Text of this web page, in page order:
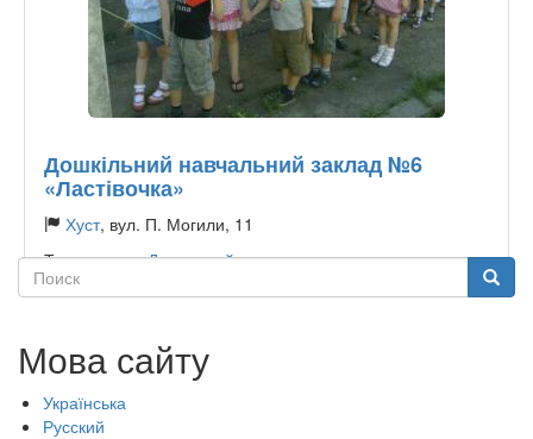
Дошкільний навчальний заклад №6
«Ластівочка»
Хуст, вул. П. Могили, 11
Тип садочку:Державний
Поиск Поиск
Мова сайту
Українська
Русский